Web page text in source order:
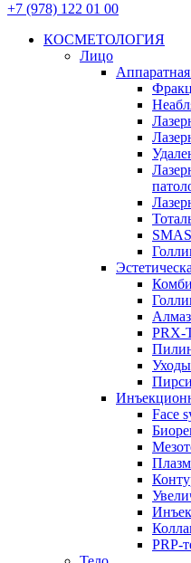
+7 (978) 122 01 00
КОСМЕТОЛОГИЯ
Лицо
PRX-
Face
PRP-